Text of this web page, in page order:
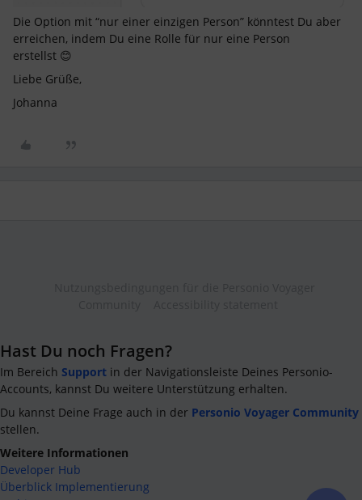
Die Option mit “nur einer einzigen Person” könntest Du aber
erreichen, indem Du eine Rolle für nur eine Person
erstellst 😊
Liebe Grüße,
Johanna
Hast Du noch Fragen?
Im Bereich Support in der Navigationsleiste Deines Personio-
Accounts, kannst Du weitere Unterstützung erhalten.
Du kannst Deine Frage auch in der Personio Voyager Community
stellen.
Weitere Informationen
Developer Hub
Überblick Implementierung